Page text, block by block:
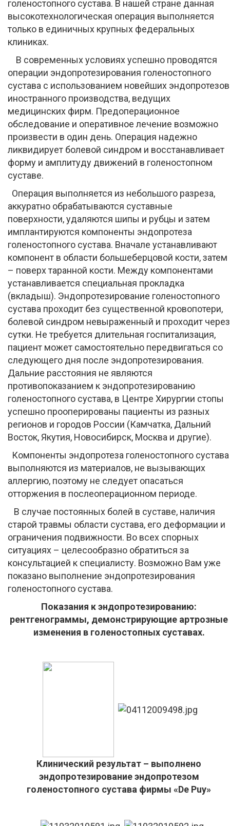
голеностопного сустава. В нашей стране данная
высокотехнологическая операция выполняется
только в единичных крупных федеральных
клиниках.
В современных условиях успешно проводятся
операции эндопротезирования голеностопного
сустава с использованием новейших эндопротезов
иностранного производства, ведущих
медицинских фирм. Предоперационное
обследование и оперативное лечение возможно
произвести в один день. Операция надежно
ликвидирует болевой синдром и восстанавливает
форму и амплитуду движений в голеностопном
суставе.
Операция выполняется из небольшого разреза,
аккуратно обрабатываются суставные
поверхности, удаляются шипы и рубцы и затем
имплантируются компоненты эндопротеза
голеностопного сустава. Вначале устанавливают
компонент в области большеберцовой кости, затем
– поверх таранной кости. Между компонентами
устанавливается специальная прокладка
(вкладыш). Эндопротезирование голеностопного
сустава проходит без существенной кровопотери,
болевой синдром невыраженный и проходит через
сутки. Не требуется длительная госпитализация,
пациент может самостоятельно передвигаться со
следующего дня после эндопротезирования.
Дальние расстояния не являются
противопоказанием к эндопротезированию
голеностопного сустава, в Центре Хирургии стопы
успешно прооперированы пациенты из разных
регионов и городов России (Камчатка, Дальний
Восток, Якутия, Новосибирск, Москва и другие).
Компоненты эндопротеза голеностопного сустава
выполняются из материалов, не вызывающих
аллергию, поэтому не следует опасаться
отторжения в послеоперационном периоде.
В случае постоянных болей в суставе, наличия
старой травмы области сустава, его деформации и
ограничения подвижности. Во всех спорных
ситуациях – целесообразно обратиться за
консультацией к специалисту. Возможно Вам уже
показано выполнение эндопротезирования
голеностопного сустава.
Показания к эндопротезированию:
рентгенограммы, демонстрирующие артрозные
изменения в голеностопных суставах.
Клинический результат – выполнено
эндопротезирование эндопротезом
голеностопного сустава фирмы «De Puy»